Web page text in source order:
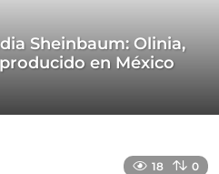
Sheinbaum: Olinia,
en México
18 0